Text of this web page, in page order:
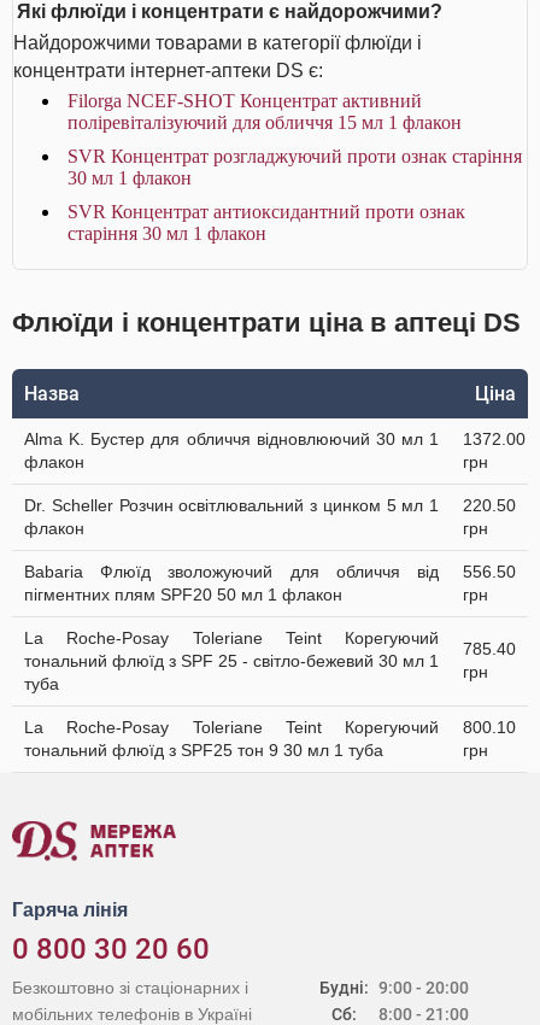
Які флюїди і концентрати є найдорожчими?
Найдорожчими товарами в категорії флюїди і
концентрати інтернет-аптеки DS є:
Filorga NCEF-SHOT Концентрат активний
поліревіталізуючий для обличчя 15 мл 1 флакон
SVR Концентрат розгладжуючий проти ознак старіння
30 мл 1 флакон
SVR Концентрат антиоксидантний проти ознак
старіння 30 мл 1 флакон
Флюїди і концентрати ціна в аптеці DS
Назва Ціна
Alma K. Бустер для обличчя відновлюючий 30 мл 1
флакон
1372.00
грн
Dr. Scheller Розчин освітлювальний з цинком 5 мл 1
флакон
220.50
грн
Babaria Флюїд зволожуючий для обличчя від
пігментних плям SPF20 50 мл 1 флакон
556.50
грн
La Roche-Posay Toleriane Teint Корегуючий
тональний флюїд з SPF 25 - світло-бежевий 30 мл 1
туба
785.40
грн
La Roche-Posay Toleriane Teint Корегуючий
тональний флюїд з SPF25 тон 9 30 мл 1 туба
800.10
грн
Гаряча лінія
0 800 30 20 60
Будні:
Сб:
9:00 - 20:00
8:00 - 21:00
Безкоштовно зі стаціонарних і
мобільних телефонів в Україні